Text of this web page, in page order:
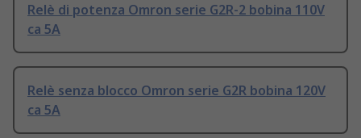
Relè di potenza Omron serie G2R-2 bobina 110V
ca 5A
Relè senza blocco Omron serie G2R bobina 120V
ca 5A